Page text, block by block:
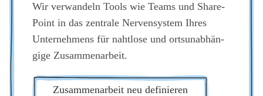
Wir ver­wan­deln Tools wie Teams und Share­
Point in das zen­tra­le Ner­ven­sys­tem Ihres
Unter­neh­mens für naht­lo­se und orts­un­ab­hän­
gi­ge Zusam­men­ar­beit.
Zusam­men­ar­beit neu defi­nie­ren